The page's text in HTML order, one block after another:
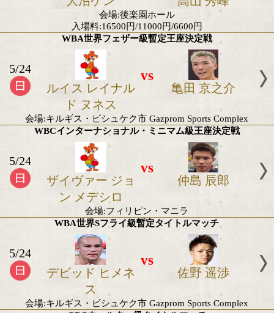
日本Sバンタム級タイトルマッチ
池側 純 大嶋 剣
会場:後楽園ホール
入場料:SRS席22,000円/指定S席16,500円/指定A席
8,800円/指定C席6,600円
2026年5月のボクモバ注目試
日本ユース・ライト級タイトルマッチ
5/29
橋本 舞孔
vs
西野入 稜
会場:後楽園ホール
入場料:16500円/11000円/6600円
JPBAヘビー級育成王座決定戦
5/29